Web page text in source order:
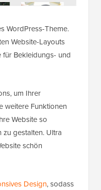
WordPress-Theme.
Website-Layouts
Bekleidungs- und
um Ihrer
weitere Funktionen
Website so
gestalten. Ultra
schön
Design, sodass